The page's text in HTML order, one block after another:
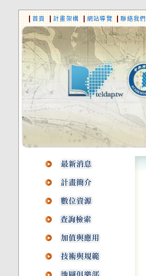
首頁 計畫架構 網站導覽 聯絡我們